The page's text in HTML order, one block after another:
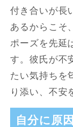
付き合いが長
あるからこそ
ポーズを先延
す。彼氏が不
たい気持ちを
り添い、不安
自分に原